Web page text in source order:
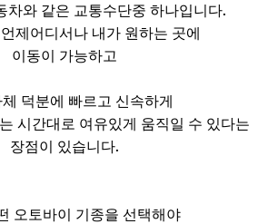
차와 같은 교통수단중 하나입니다.
제어디서나 내가 원하는 곳에
이동이 가능하고
덕분에 빠르고 신속하게
시간대로 여유있게 움직일 수 있다는
장점이 있습니다.
오토바이 기종을 선택해야